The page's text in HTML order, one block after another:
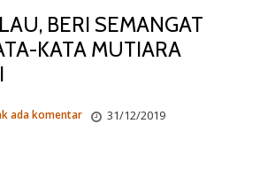
BERI SEMANGAT
KATA MUTIARA
31/12/2019
ada komentar